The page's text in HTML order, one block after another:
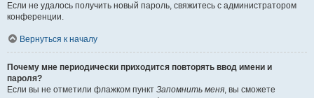
Если не удалось получить новый пароль, свяжитесь с администратором
конференции.
Вернуться к началу
Почему мне периодически приходится повторять ввод имени и
пароля?
Если вы не отметили флажком пункт Запомнить меня, вы сможете